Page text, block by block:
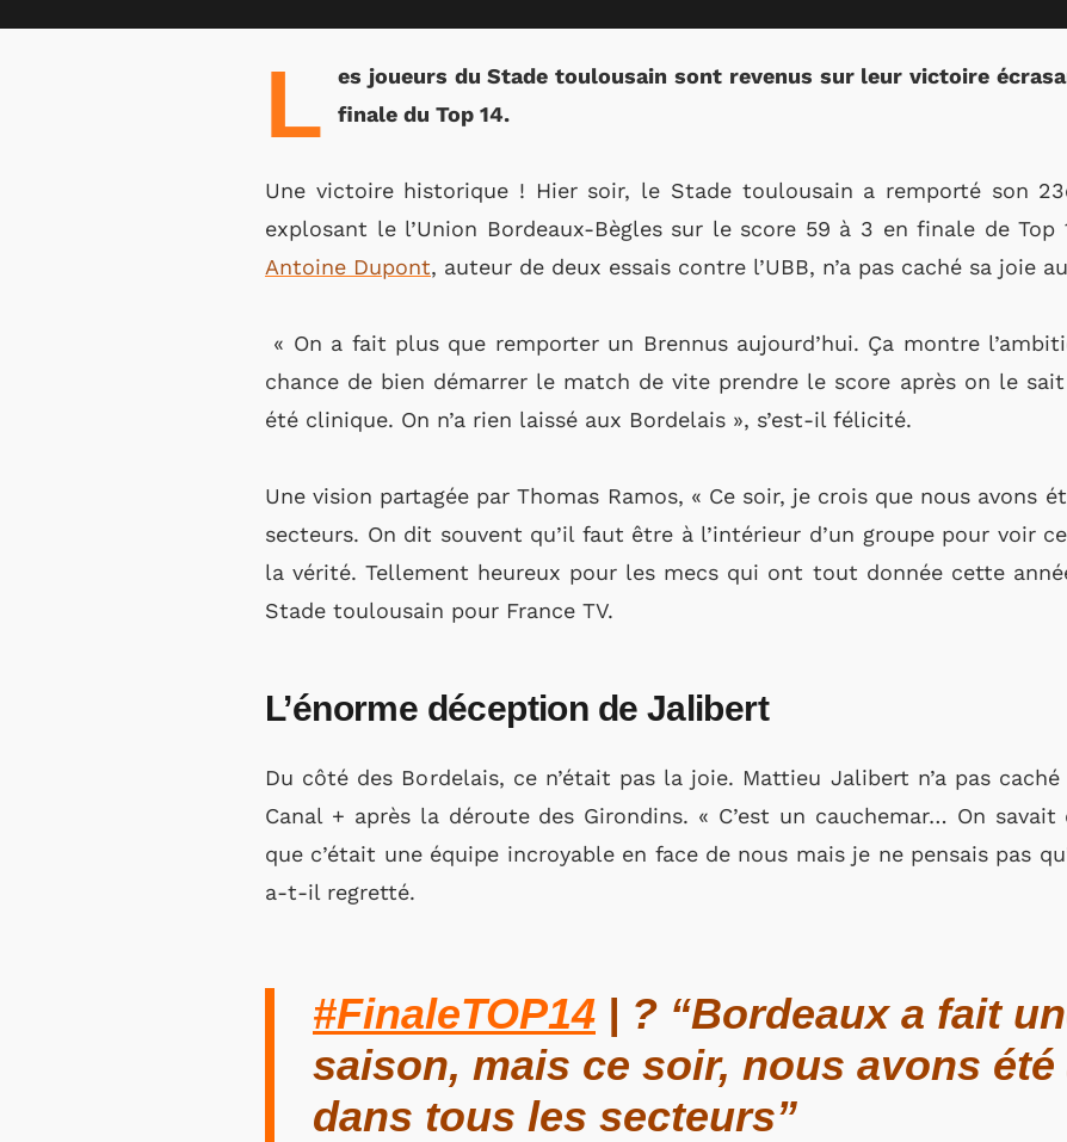
L
es joueurs du Stade toulousain sont revenus sur leur victoire
finale du Top 14.
Une victoire historique ! Hier soir, le Stade toulousain a remporté son
explosant le l’Union Bordeaux-Bègles sur le score 59 à 3 en finale de
Antoine Dupont, auteur de deux essais contre l’UBB, n’a pas caché sa joie
« On a fait plus que remporter un Brennus aujourd’hui. Ça montre
chance de bien démarrer le match de vite prendre le score après on le sait
été clinique. On n’a rien laissé aux Bordelais », s’est-il félicité.
Une vision partagée par Thomas Ramos, « Ce soir, je crois que nous avons
secteurs. On dit souvent qu’il faut être à l’intérieur d’un groupe pour voir ce
la vérité. Tellement heureux pour les mecs qui ont tout donnée cette
Stade toulousain pour France TV.
L’énorme déception de Jalibert
Du côté des Bordelais, ce n’était pas la joie. Mattieu Jalibert n’a pas
Canal + après la déroute des Girondins. « C’est un cauchemar… On
que c’était une équipe incroyable en face de nous mais je ne pensais pas
a-t-il regretté.
#FinaleTOP14 | ? “Bordeaux a fait
saison, mais ce soir, nous avons
dans tous les secteurs”